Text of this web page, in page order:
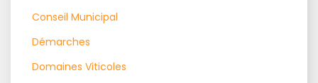
Conseil Municipal
Démarches
Domaines Viticoles